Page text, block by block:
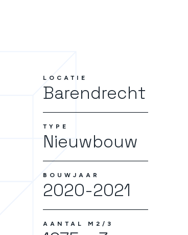
LOCATIE
Barendrecht
TYPE
Nieuwbouw
BOUWJAAR
2020-2021
AANTAL M2/3